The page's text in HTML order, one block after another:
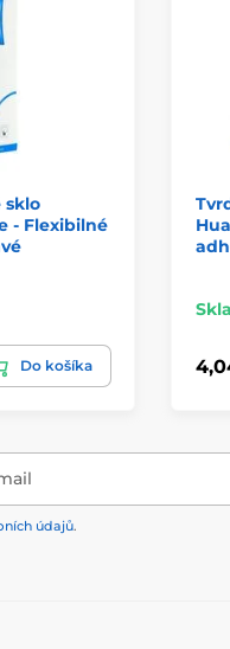
sklo
- Flexibilné
Do košíka
údajů.